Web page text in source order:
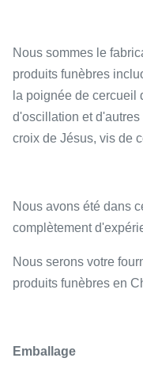
Nous sommes le
produits funèbres
la poignée de cercueil
d'oscillation et
croix de Jésus, vis de
Nous avons été dans
complètement
Nous serons votre
produits funèbres en
Emballage